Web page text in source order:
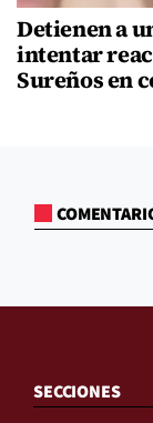
Detienen a
intentar
Sureños en
SECCIONES